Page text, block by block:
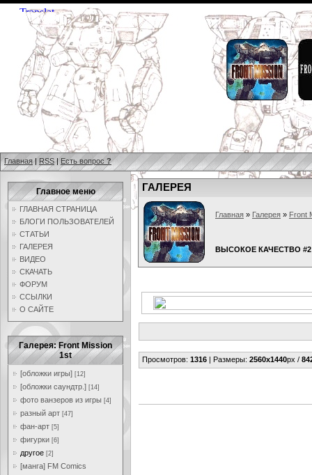
Главная | RSS | Есть вопрос ?
Главное меню
ГЛАВНАЯ СТРАНИЦА
БЛОГИ ПОЛЬЗОВАТЕЛЕЙ
СТАТЬИ
ГАЛЕРЕЯ
ВИДЕО
СКАЧАТЬ
ФОРУМ
ССЫЛКИ
О САЙТЕ
Галерея: Front Mission
1st
[обложки игры] [12]
[обложки саундтр.] [14]
фото ванзеров из игры [4]
разный арт [47]
фан-арт [5]
фигурки [6]
другое [2]
[манга] FM Comics
ГАЛЕРЕЯ
Главная » Галерея » Front
ВЫСОКОЕ КАЧЕСТВО #2
Просмотров: 1316 | Размеры: 2560x1440px /